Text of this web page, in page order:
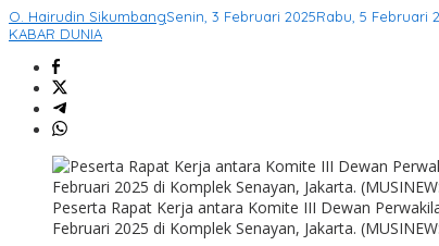
O. Hairudin SikumbangSenin, 3 Februari 2025Rabu, 5 Februari
KABAR DUNIA
Peserta Rapat Kerja antara Komite III Dewan
Februari 2025 di Komplek Senayan, Jakarta.